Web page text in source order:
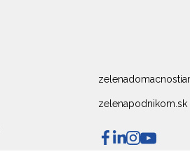
zelenapodnikom.sk